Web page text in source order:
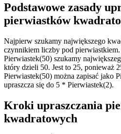
Podstawowe zasady
pierwiastków
Najpierw szukamy największego
czynnikiem liczby pod
Pierwiastek(50) szukamy
który dzieli 50. Jest to 25, ponieważ
Pierwiastek(50) można zapisać jako
upraszcza się do 5 * Pierwiastek(2).
Kroki upraszczania
kwadratowych